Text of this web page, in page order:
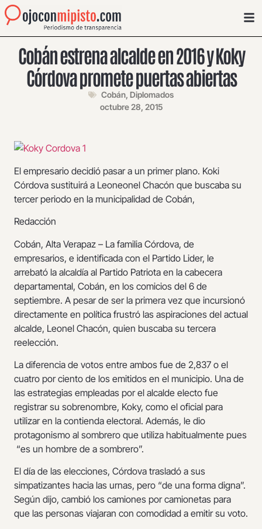
Cobán estrena alcalde en 2016 y Koky
Córdova promete puertas abiertas
Cobán, Diplomados
octubre 28, 2015
El empresario decidió pasar a un primer plano. Koki
Córdova sustituirá a Leoneonel Chacón que buscaba su
tercer periodo en la municipalidad de Cobán,
Redacción
Cobán, Alta Verapaz – La familia Córdova, de
empresarios, e identificada con el Partido Lider, le
arrebató la alcaldía al Partido Patriota en la cabecera
departamental, Cobán, en los comicios del 6 de
septiembre. A pesar de ser la primera vez que incursionó
directamente en política frustró las aspiraciones del actual
alcalde, Leonel Chacón, quien buscaba su tercera
reelección.
La diferencia de votos entre ambos fue de 2,837 o el
cuatro por ciento de los emitidos en el municipio. Una de
las estrategias empleadas por el alcalde electo fue
registrar su sobrenombre, Koky, como el oficial para
utilizar en la contienda electoral. Además, le dio
protagonismo al sombrero que utiliza habitualmente pues
“es un hombre de a sombrero”.
El día de las elecciones, Córdova trasladó a sus
simpatizantes hacia las urnas, pero “de una forma digna”.
Según dijo, cambió los camiones por camionetas para
que las personas viajaran con comodidad a emitir su voto.